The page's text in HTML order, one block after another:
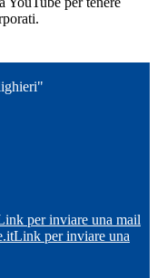
per inviare una mail
Link per inviare una